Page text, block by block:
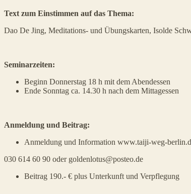
Text zum Einstimmen auf das Thema:
Dao De Jing, Meditations- und Übungskarten, Isolde
Seminarzeiten:
Beginn Donnerstag 18 h mit dem Abendessen
Ende Sonntag ca. 14.30 h nach dem Mittagessen
Anmeldung und Beitrag:
Anmeldung und Information www.taiji-weg-
030 614 60 90 oder goldenlotus@posteo.de
Beitrag 190.- € plus Unterkunft und Verpflegung